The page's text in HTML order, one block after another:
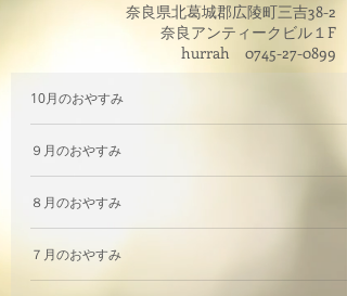
奈良県北葛城郡広陵町三吉38-2
奈良アンティークビル１F
hurrah 0745-27-0899
10月のおやすみ
９月のおやすみ
８月のおやすみ
７月のおやすみ